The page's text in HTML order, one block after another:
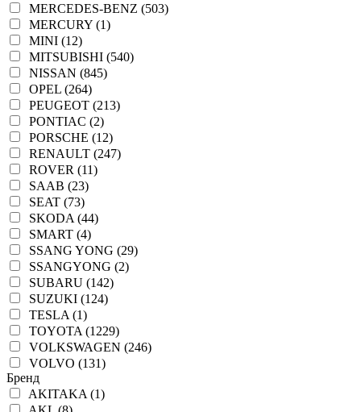
MERCEDES-BENZ (503)
MERCURY (1)
MINI (12)
MITSUBISHI (540)
NISSAN (845)
OPEL (264)
PEUGEOT (213)
PONTIAC (2)
PORSCHE (12)
RENAULT (247)
ROVER (11)
SAAB (23)
SEAT (73)
SKODA (44)
SMART (4)
SSANG YONG (29)
SSANGYONG (2)
SUBARU (142)
SUZUKI (124)
TESLA (1)
TOYOTA (1229)
VOLKSWAGEN (246)
VOLVO (131)
Бренд
AKITAKA (1)